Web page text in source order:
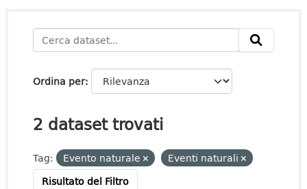
Ordina per
2 dataset trovati
Tag: Evento naturale
Eventi naturali
Risultato del Filtro